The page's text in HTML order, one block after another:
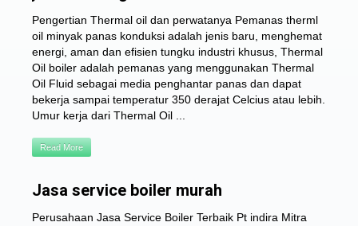
Pengertian Thermal oil dan perwatanya Pemanas therml
oil minyak panas konduksi adalah jenis baru, menghemat
energi, aman dan efisien tungku industri khusus, Thermal
Oil boiler adalah pemanas yang menggunakan Thermal
Oil Fluid sebagai media penghantar panas dan dapat
bekerja sampai temperatur 350 derajat Celcius atau lebih.
Umur kerja dari Thermal Oil ...
Read More
Jasa service boiler murah
Perusahaan Jasa Service Boiler Terbaik Pt indira Mitra